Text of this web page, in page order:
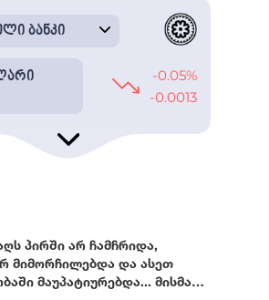
პირში არ ჩამჩრიდა,
მიმორჩილებდა და ასეთ
მაუპატიურებდა... მისმა